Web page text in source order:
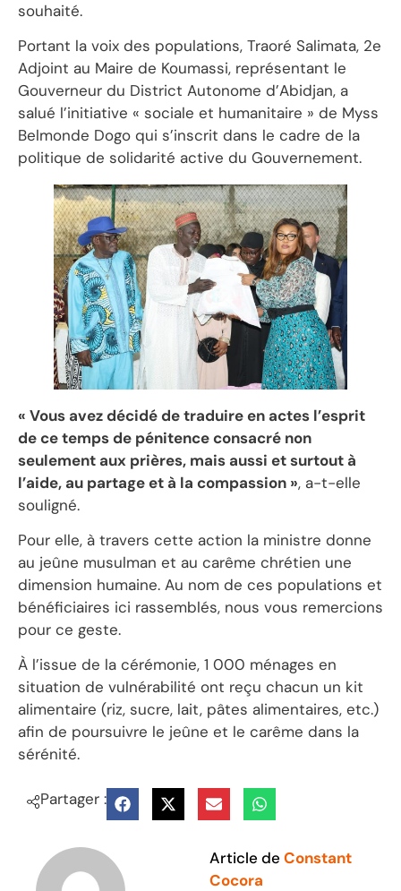
souhaité.
Portant la voix des populations, Traoré Salimata, 2e
Adjoint au Maire de Koumassi, représentant le
Gouverneur du District Autonome d’Abidjan, a
salué l’initiative « sociale et humanitaire » de Myss
Belmonde Dogo qui s’inscrit dans le cadre de la
politique de solidarité active du Gouvernement.
« Vous avez décidé de traduire en actes l’esprit
de ce temps de pénitence consacré non
seulement aux prières, mais aussi et surtout à
l’aide, au partage et à la compassion », a-t-elle
souligné.
Pour elle, à travers cette action la ministre donne
au jeûne musulman et au carême chrétien une
dimension humaine. Au nom de ces populations et
bénéficiaires ici rassemblés, nous vous remercions
pour ce geste.
À l’issue de la cérémonie, 1 000 ménages en
situation de vulnérabilité ont reçu chacun un kit
alimentaire (riz, sucre, lait, pâtes alimentaires, etc.)
afin de poursuivre le jeûne et le carême dans la
sérénité.
Partager :
Article de Constant
Cocora